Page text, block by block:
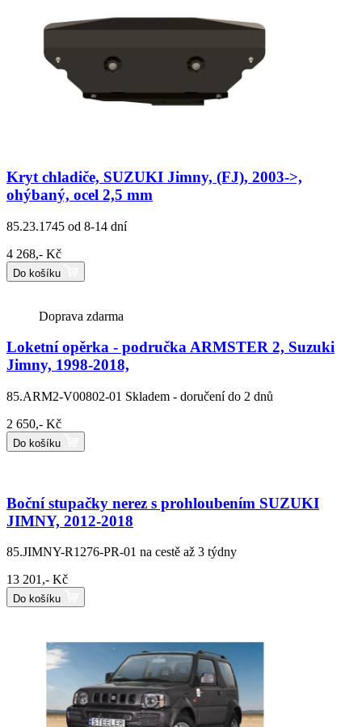
Kryt chladiče, SUZUKI Jimny, (FJ), 2003->,
ohýbaný, ocel 2,5 mm
85.23.1745 od 8-14 dní
4 268,- Kč
Do košíku
Doprava zdarma
Loketní opěrka - područka ARMSTER 2, Suzuki
Jimny, 1998-2018,
85.ARM2-V00802-01 Skladem - doručení do 2 dnů
2 650,- Kč
Do košíku
Boční stupačky nerez s prohloubením SUZUKI
JIMNY, 2012-2018
85.JIMNY-R1276-PR-01 na cestě až 3 týdny
13 201,- Kč
Do košíku